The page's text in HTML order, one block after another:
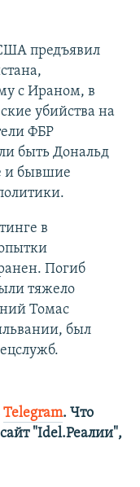
предъявил
с Ираном, в
убийства на
ФБР
быть Дональд
и бывшие
в
Погиб
тяжело
Томас
был
Telegram. Что
"Idel.Реалии",